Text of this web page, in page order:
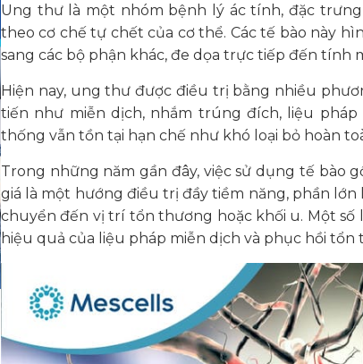
Ung thư là một nhóm bệnh lý ác tính, đặc
theo cơ chế tự chết của cơ thể. Các tế bào này
sang các bộ phận khác, đe dọa trực tiếp đến tính
Hiện nay, ung thư được điều trị bằng nhiều
tiến như miễn dịch, nhắm trúng đích, liệu
thống vẫn tồn tại hạn chế như khó loại bỏ hoàn
Trong những năm gần đây, việc sử dụng tế
giá là một hướng điều trị đầy tiềm năng, phần
chuyển đến vị trí tổn thương hoặc khối u. Một
hiệu quả của liệu pháp miễn dịch và phục hồi